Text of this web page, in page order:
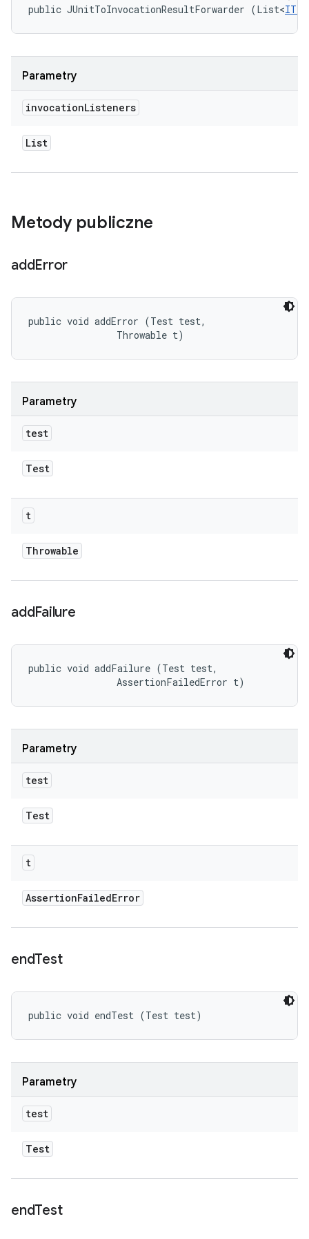
public JUnitToInvocationResultForwarder (List<
Parametry
invocationListeners
List
Metody publiczne
addError
public void addError (Test test,
                Throwable t)
Parametry
test
Test
t
Throwable
addFailure
public void addFailure (Test test,
                AssertionFailedError t)
Parametry
test
Test
t
AssertionFailedError
endTest
public void endTest (Test test)
Parametry
test
Test
endTest